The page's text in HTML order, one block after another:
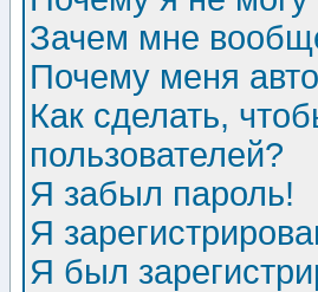
Зачем мне
Почему меня
Как сделать,
пользователей?
Я забыл пароль!
Я
Я был